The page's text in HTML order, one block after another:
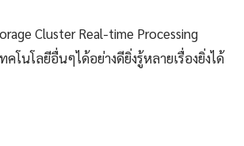
Cluster Real-time Processing
คโนโลยีอื่นๆได้อย่างดียิ่งรู้หลายเรื่องยิ่งได้